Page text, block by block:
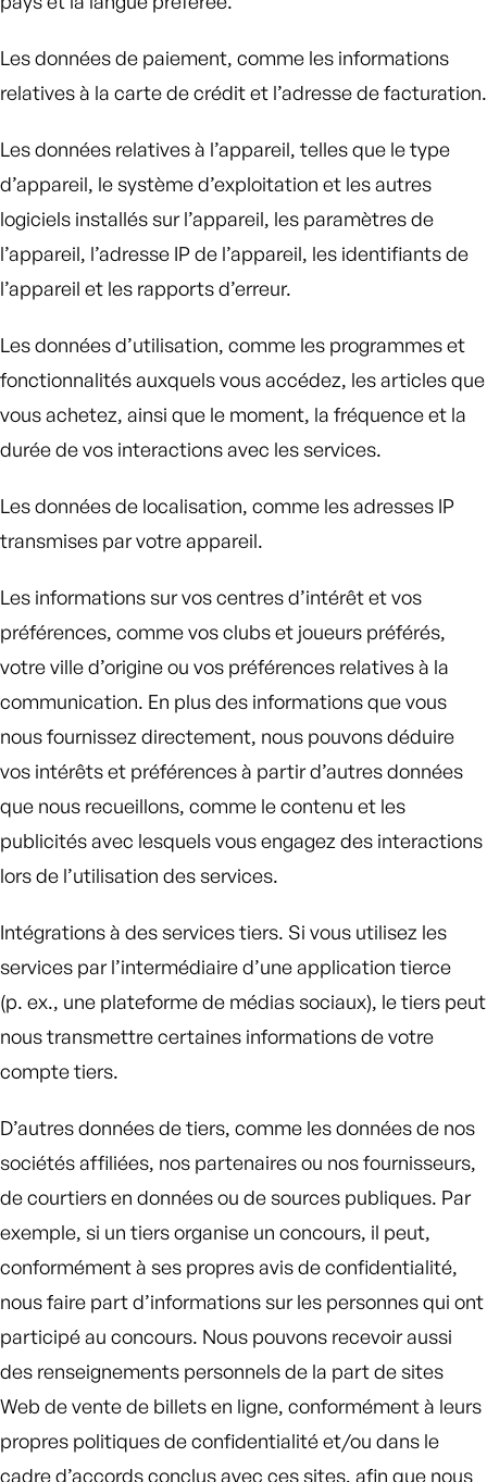
Les données de paiement, comme les informations
relatives à la carte de crédit et l’adresse de facturation.
Les données relatives à l’appareil, telles que le type
d’appareil, le système d’exploitation et les autres
logiciels installés sur l’appareil, les paramètres de
l’appareil, l’adresse IP de l’appareil, les identifiants de
l’appareil et les rapports d’erreur.
Les données d’utilisation, comme les programmes et
fonctionnalités auxquels vous accédez, les articles que
vous achetez, ainsi que le moment, la fréquence et la
durée de vos interactions avec les services.
Les données de localisation, comme les adresses IP
transmises par votre appareil.
Les informations sur vos centres d’intérêt et vos
préférences, comme vos clubs et joueurs préférés,
votre ville d’origine ou vos préférences relatives à la
communication. En plus des informations que vous
nous fournissez directement, nous pouvons déduire
vos intérêts et préférences à partir d’autres données
que nous recueillons, comme le contenu et les
publicités avec lesquels vous engagez des interactions
lors de l’utilisation des services.
Intégrations à des services tiers. Si vous utilisez les
services par l’intermédiaire d’une application tierce
(p. ex., une plateforme de médias sociaux), le tiers peut
nous transmettre certaines informations de votre
compte tiers.
D’autres données de tiers, comme les données de nos
sociétés affiliées, nos partenaires ou nos fournisseurs,
de courtiers en données ou de sources publiques. Par
exemple, si un tiers organise un concours, il peut,
conformément à ses propres avis de confidentialité,
nous faire part d’informations sur les personnes qui ont
participé au concours. Nous pouvons recevoir aussi
des renseignements personnels de la part de sites
Web de vente de billets en ligne, conformément à leurs
propres politiques de confidentialité et/ou dans le
cadre d’accords conclus avec ces sites, afin que nous